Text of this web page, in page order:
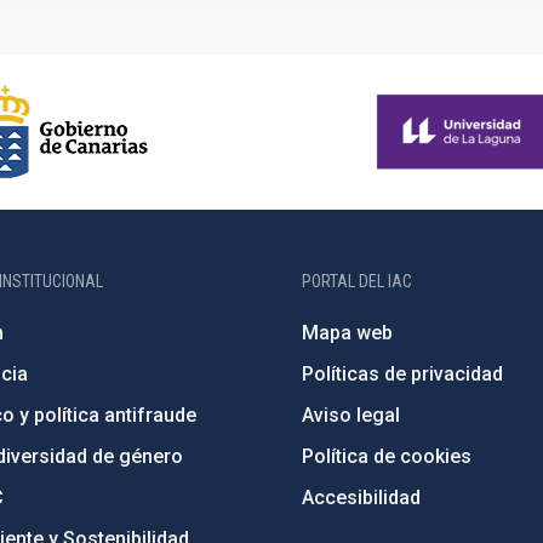
y política antifraude
de género
PORTAL DEL IAC
Mapa web
Políticas de privacidad
Aviso legal
Política de cookies
Accesibilidad